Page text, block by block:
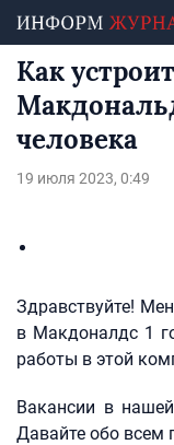
Как
человека
19 июля 2023, 0:49
Здравствуйте!
в Макдоналдс 1
работы в этой
Вакансии в
Давайте обо всем